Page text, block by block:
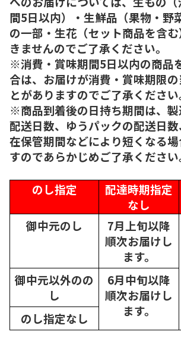
間5日以内）・生鮮品（果物・野
の一部・生花（セット商品を含
きませんのでご了承ください。
※消費・賞味期間5日以内の商品
合は、お届けが消費・賞味期限
とがありますのでご了承ください
※商品到着後の日持ち期間は、製
配送日数、ゆうパックの配送日
在保管期間などにより短くなる
すのであらかじめご了承ください
のし指定
配達時期指定
なし
御中元のし
7月上旬以降
順次お届けし
ます。
御中元以外のの
し
6月中旬以降
順次お届けし
ます。
のし指定なし